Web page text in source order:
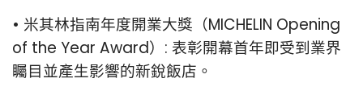
• 米其林指南年度開業大獎（MICHELIN Opening
of the Year Award）: 表彰開幕首年即受到業界
矚目並產生影響的新銳飯店。